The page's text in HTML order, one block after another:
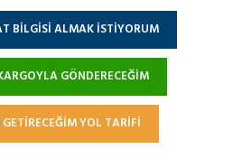
BİLGİSİ ALMAK İSTİYORUM
GÖNDERECEĞİM
YOL TARİFİ